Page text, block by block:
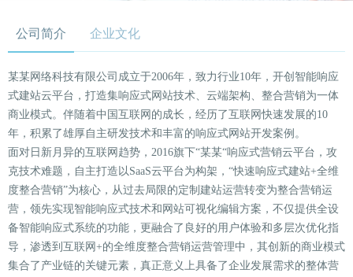
公司简介 企业文化
某某网络科技有限公司成立于2006年，致力行业10年，开创智能响应
式建站云平台，打造集响应式网站技术、云端架构、整合营销为一体
商业模式。伴随着中国互联网的成长，经历了互联网快速发展的10
年，积累了雄厚自主研发技术和丰富的响应式网站开发案例。
面对日新月异的互联网趋势，2016旗下“某某“响应式营销云平台，攻
克技术难题，自主打造以SaaS云平台为构架，“快速响应式建站+全维
度整合营销”为核心，从过去局限的定制建站运营转变为整合营销运
营，领先实现智能响应式技术和网站可视化编辑方案，不仅提供全设
备智能响应式系统的功能，更融合了良好的用户体验和多层次优化指
导，渗透到互联网+的全维度整合营销运营管理中，其创新的商业模式
集合了产业链的关键元素，真正意义上具备了企业发展需求的整体营